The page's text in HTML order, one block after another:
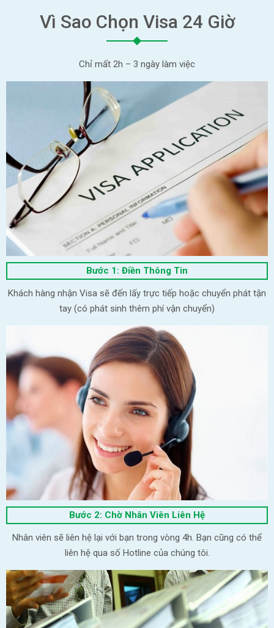
Vì Sao Chọn Visa 24 Giờ
Chỉ mất 2h – 3 ngày làm việc
Bước 1: Điền Thông Tin
Khách hàng nhận Visa sẽ đến lấy trực tiếp hoặc chuyển phát tận
tay (có phát sinh thêm phí vận chuyển)
Bước 2: Chờ Nhân Viên Liên Hệ
Nhân viên sẽ liên hệ lại với bạn trong vòng 4h. Bạn cũng có thể
liên hệ qua số Hotline của chúng tôi.